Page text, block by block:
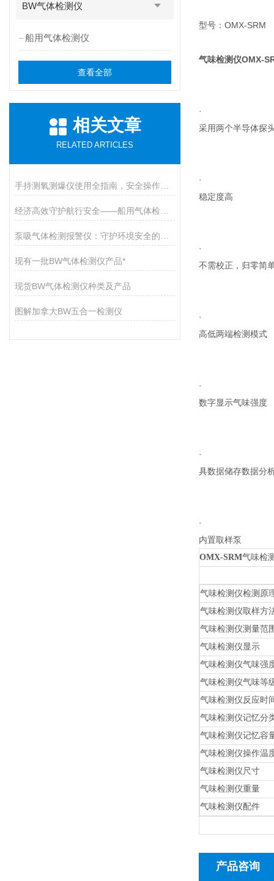
BW气体检测仪
船用气体检测仪
查看全部
相关文章
RELATED ARTICLES
现有一批BW气体检测仪产品*
现货BW气体检测仪种类及产品
图解加拿大BW五合一检测仪
型号：OMX-SRM
气味检测仪OMX-
·
采用两个半导体探
·
稳定度高
·
不需校正，归零简
·
高低两端检测模式
·
数字显示气味强度
·
具数据储存数据分
·
内置取样泵
OMX-SRM气味检
气味检测仪检测原
气味检测仪取样方
气味检测仪测量范
气味检测仪显示
气味检测仪气味强
气味检测仪气味等
气味检测仪反应时
气味检测仪记忆分
气味检测仪记忆容
气味检测仪操作温
气味检测仪尺寸
气味检测仪重量
气味检测仪配件
产品咨询